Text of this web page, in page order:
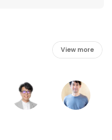
View more